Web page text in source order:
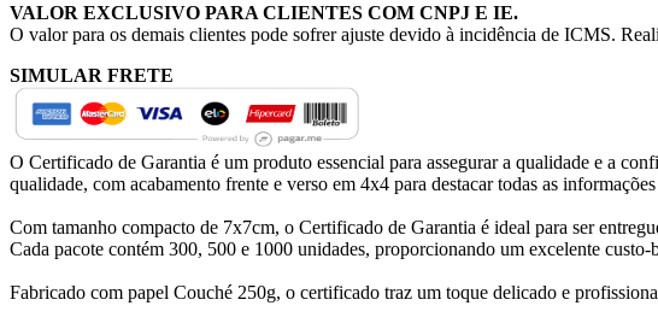
VALOR EXCLUSIVO PARA CLIENTES COM CNPJ E IE.
O valor para os demais clientes pode sofrer ajuste devido à incidência de ICMS.
SIMULAR FRETE
O Certificado de Garantia é um produto essencial para assegurar a qualidade e a
qualidade, com acabamento frente e verso em 4x4 para destacar todas as
Com tamanho compacto de 7x7cm, o Certificado de Garantia é ideal para ser
Cada pacote contém 300, 500 e 1000 unidades, proporcionando um excelente
Fabricado com papel Couché 250g, o certificado traz um toque delicado e